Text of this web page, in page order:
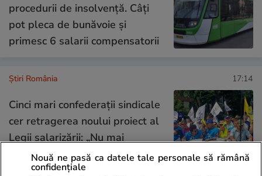
procedurii de insolvenţă. Câți
pot pleca de bunăvoie și
primesc 6 salarii compensatorii
Știri România 17:14
Cinci mari confederaţii sindicale
cer retragerea noului proiect al
Legii salarizării: „Nu mai
participăm la nicio consultare”
Nouă ne pasă ca datele tale personale să rămână
confidențiale